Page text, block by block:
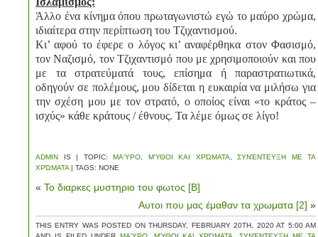
Άλλο ένα κίνημα όπου πρωταγωνιστώ εγώ το μαύρο χρώμα,
ιδιαίτερα στην περίπτωση του Τζιχαντισμού.
Κι’ αφού το έφερε ο λόγος κι’ αναφέρθηκα στον Φασισμό,
τον Ναζισμό, τον Τζιχαντισμό που με χρησιμοποιούν και που
με τα στρατεύματά τους, επίσημα ή παραστρατιωτικά,
οδηγούν σε πολέμους, μου δίδεται η ευκαιρία να μιλήσω για
την σχέση μου με τον στρατό, ο οποίος είναι «το κράτος –
ισχύς» κάθε κράτους / έθνους. Τα λέμε όμως σε λίγο!
ADMIN IS | TOPIC: ΜΑΎΡΟ ΜΎΘΟΙ ΚΑΙ ΧΡΏΜΑΤΑ
ΣΥΝΈΝΤΕΥΞΗ ΜΕ ΤΑ
ΧΡΏΜΑΤΑ | TAGS: NONE
« Το διαρκες μυστηριο του φωτος [Β]
Αυτοι που μας έμαθαν τα χρωματα [2] »
THIS ENTRY WAS POSTED ON THURSDAY, FEBRUARY 20TH, 2020 AT 5:00 AM